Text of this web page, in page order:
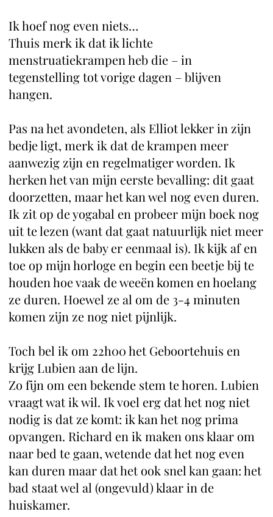
Ik hoef nog even niets…
Thuis merk ik dat ik lichte
menstruatiekrampen heb die – in
tegenstelling tot vorige dagen – blijven
hangen.
Pas na het avondeten, als Elliot lekker in zijn
bedje ligt, merk ik dat de krampen meer
aanwezig zijn en regelmatiger worden. Ik
herken het van mijn eerste bevalling: dit gaat
doorzetten, maar het kan wel nog even duren.
Ik zit op de yogabal en probeer mijn boek nog
uit te lezen (want dat gaat natuurlijk niet meer
lukken als de baby er eenmaal is). Ik kijk af en
toe op mijn horloge en begin een beetje bij te
houden hoe vaak de weeën komen en hoelang
ze duren. Hoewel ze al om de 3-4 minuten
komen zijn ze nog niet pijnlijk.
Toch bel ik om 22h00 het Geboortehuis en
krijg Lubien aan de lijn.
Zo fijn om een bekende stem te horen. Lubien
vraagt wat ik wil. Ik voel erg dat het nog niet
nodig is dat ze komt: ik kan het nog prima
opvangen. Richard en ik maken ons klaar om
naar bed te gaan, wetende dat het nog even
kan duren maar dat het ook snel kan gaan: het
bad staat wel al (ongevuld) klaar in de
huiskamer.